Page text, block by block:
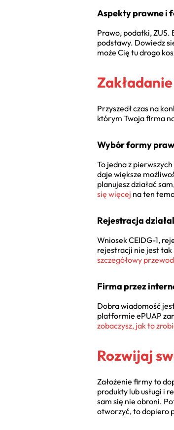
Aspekty prawne i
Prawo, podatki, ZUS.
podstawy. Dowiedz
może Cię tu drogo
Przyszedł czas na
którym Twoja firma
Wybór formy
To jedna z
daje większe
planujesz działać
się więcej na ten
Rejestracja
Wniosek CEIDG-1,
rejestracji nie jest tak
szczegółowy
Firma przez
Dobra wiadomość
platformie ePUAP
zobaczysz, jak to
Rozwijaj
Założenie firmy to
produkty lub usługi i
sam się nie obroni.
otworzyć, to dopiero